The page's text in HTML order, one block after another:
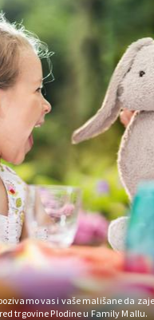
vas i vaše mališane da
trgovine Plodine u Family Mallu.